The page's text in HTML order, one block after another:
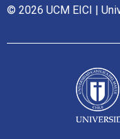
© 2026 UCM EICI |